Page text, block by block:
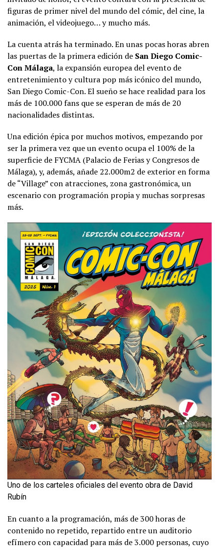
figuras de primer nivel del mundo del cómic, del cine, la
animación, el videojuego… y mucho más.
La cuenta atrás ha terminado. En unas pocas horas abren
las puertas de la primera edición de San Diego Comic-
Con Málaga, la expansión europea del evento de
entretenimiento y cultura pop más icónico del mundo,
San Diego Comic-Con. El sueño se hace realidad para los
más de 100.000 fans que se esperan de más de 20
nacionalidades distintas.
Una edición épica por muchos motivos, empezando por
ser la primera vez que un evento ocupa el 100% de la
superficie de FYCMA (Palacio de Ferias y Congresos de
Málaga), y, además, añade 22.000m2 de exterior en forma
de “Village” con atracciones, zona gastronómica, un
escenario con programación propia y muchas sorpresas
más.
Uno de los carteles oficiales del evento obra de David
Rubín
En cuanto a la programación, más de 300 horas de
contenido no repetido, repartido entre un auditorio
efímero con capacidad para más de 3.000 personas, cuyo